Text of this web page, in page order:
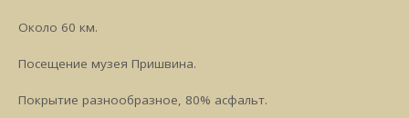
Около 60 км.
Посещение музея Пришвина.
Покрытие разнообразное, 80% асфальт.